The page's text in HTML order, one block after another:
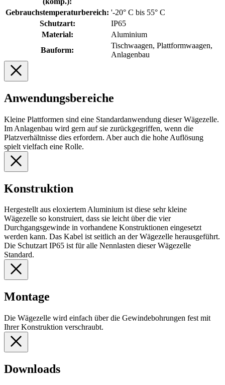
Gebrauchstemperaturbereich: '-20° C bis 55° C
Schutzart:
IP65
Material:
Aluminium
Bauform:
Tischwaagen, Plattformwaagen,
Anlagenbau
Anwendungsbereiche
Kleine Plattformen sind eine Standardanwendung dieser Wägezelle.
Im Anlagenbau wird gern auf sie zurückgegriffen, wenn die
Platzverhältnisse dies erfordern. Aber auch die hohe Auflösung
spielt vielfach eine Rolle.
Konstruktion
Hergestellt aus eloxiertem Aluminium ist diese sehr kleine
Wägezelle so konstruiert, dass sie leicht über die vier
Durchgangsgewinde in vorhandene Konstruktionen eingesetzt
werden kann. Das Kabel ist seitlich an der Wägezelle herausgeführt.
Die Schutzart IP65 ist für alle Nennlasten dieser Wägezelle
Standard.
Montage
Die Wägezelle wird einfach über die Gewindebohrungen fest mit
Ihrer Konstruktion verschraubt.
Downloads